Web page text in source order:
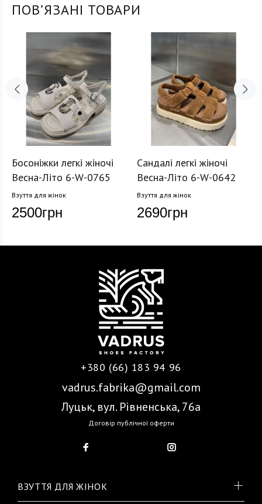
ПОВʼЯЗАНІ ТОВАРИ
Босоніжки легкі жіночі
Весна-Літо 6-W-0765
Взуття для жінок
2500грн
Сандалі легкі жіночі
Весна-Літо 6-W-0642
Взуття для жінок
2690грн
+380 (66) 183 94 96
vadrus.fabrika@gmail.com
Луцьк, вул. Рівненська, 76а
Договір публічної оферти
ВЗУТТЯ ДЛЯ ЖІНОК